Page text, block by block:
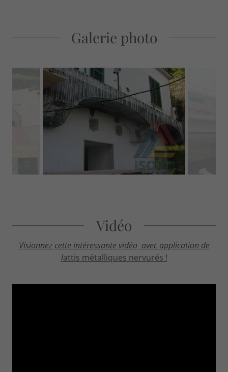
Galerie photo
Vidéo
Visionnez cette intéressante vidéo avec application de
lattis métalliques nervurés !